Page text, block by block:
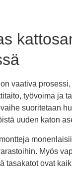
vaativa
työvoima ja
suoritetaan
uuden katon
Myös
tasakatot ovat